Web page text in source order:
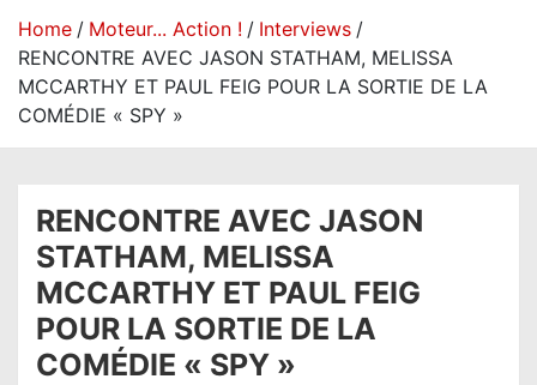
Home Moteur... Action !
Interviews
RENCONTRE AVEC JASON STATHAM, MELISSA
MCCARTHY ET PAUL FEIG POUR LA SORTIE DE LA
COMÉDIE « SPY »
RENCONTRE AVEC JASON
STATHAM, MELISSA
MCCARTHY ET PAUL FEIG
POUR LA SORTIE DE LA
COMÉDIE « SPY »